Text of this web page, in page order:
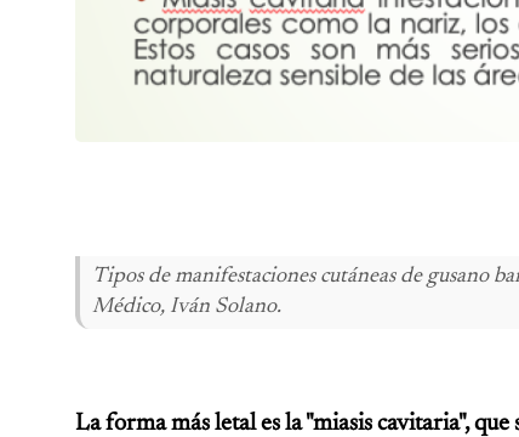
Tipos de manifestaciones cutáneas de gusano
Médico, Iván Solano.
La forma más letal es la "miasis cavitaria",